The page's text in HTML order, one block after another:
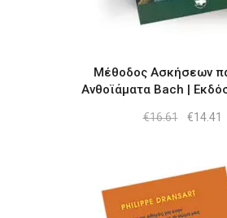
Μέθοδος Ασκήσεων
Ανθοϊάματα Bach |
€16.61
Original
€14.41